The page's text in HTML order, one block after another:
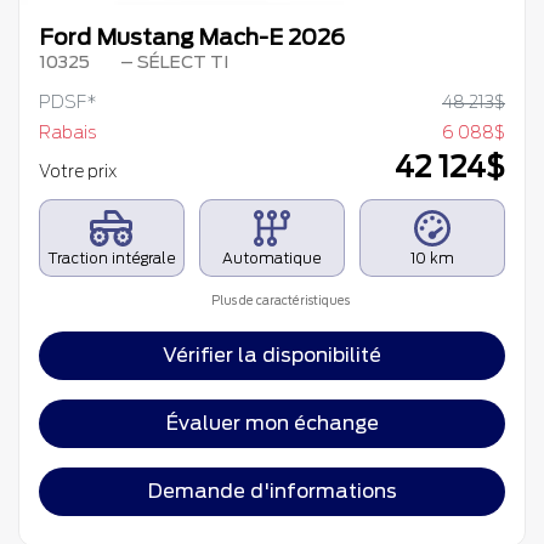
Ford Mustang Mach-E 2026
10325 – SÉLECT TI
PDSF* 48 213$
Rabais
6 088$
Votre prix
42 124$
Traction intégrale Automatique 10 km
Plus de caractéristiques
Vérifier la disponibilité
Évaluer mon échange
Demande d'informations